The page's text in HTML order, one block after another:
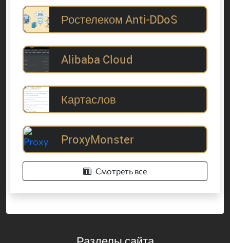
Ростелеком Anti-DDoS
Alibaba Cloud
Картаслов
ProxyMonster
Смотреть все